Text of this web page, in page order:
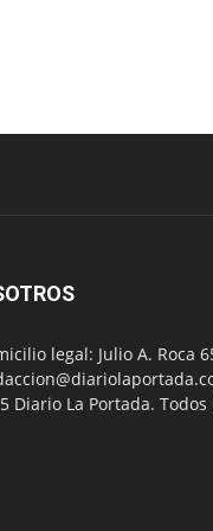
legal: Julio A. Roca
Diario La Portada.